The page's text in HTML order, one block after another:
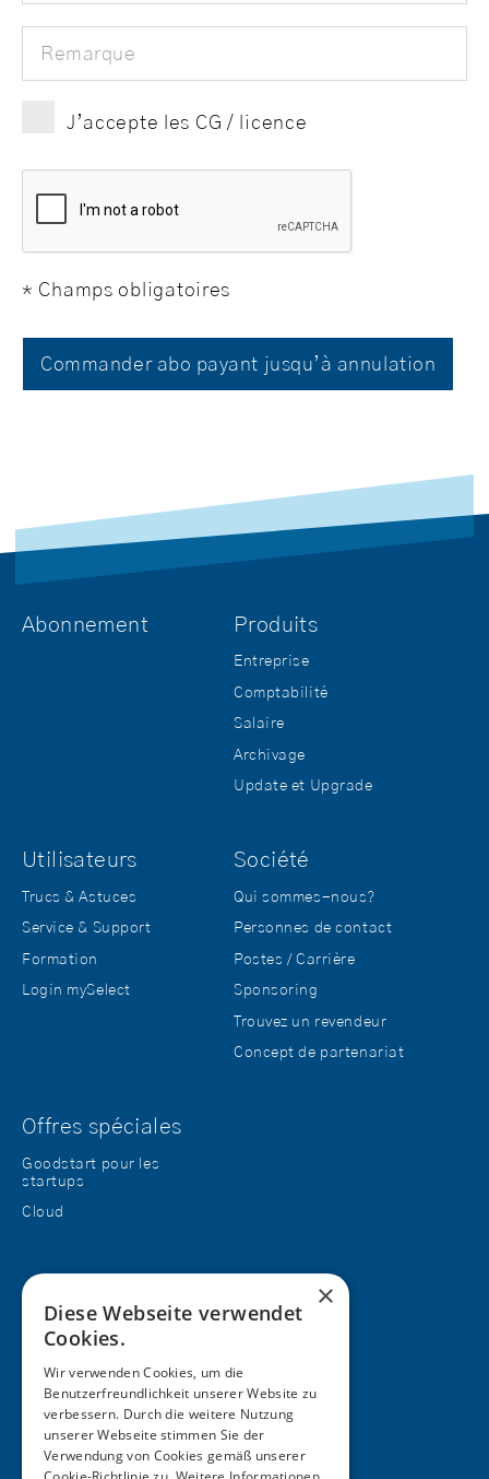
Remarque
J’accepte les CG / licence
* Champs obligatoires
Commander abo payant jusqu’à annulation
Abonnement Produits
Entreprise
Comptabilité
Salaire
Archivage
Update et Upgrade
Utilisateurs
Trucs & Astuces
Service & Support
Formation
Login mySelect
Société
Qui sommes-nous?
Personnes de contact
Postes / Carrière
Sponsoring
Trouvez un revendeur
Concept de partenariat
Offres spéciales
Goodstart pour les
startups
Cloud
Support:
+41 71 282 46 48
Hotline
0900 900 330
(CHF 4.23/Min, depuis le réseau fixe)
×
Diese Webseite verwendet
Cookies.
Wir verwenden Cookies, um die
Benutzerfreundlichkeit unserer Website zu
verbessern. Durch die weitere Nutzung
unserer Webseite stimmen Sie der
Verwendung von Cookies gemäß unserer